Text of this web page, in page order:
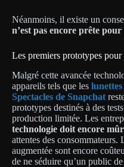
Néanmoins, il existe un
n’est pas encore prête
Les premiers prototypes pour
Malgré cette avancée
appareils tels que les
Spectacles de Snapchat
prototypes destinés à des
production limitée. Les
technologie doit encore
attentes des consommateurs.
augmentée sont encore
de ne séduire qu’un public